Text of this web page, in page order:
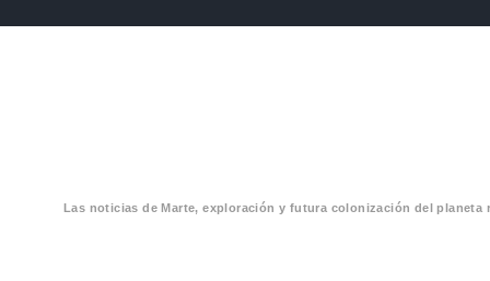
Las noticias de Marte, exploración y futura colonización del planeta